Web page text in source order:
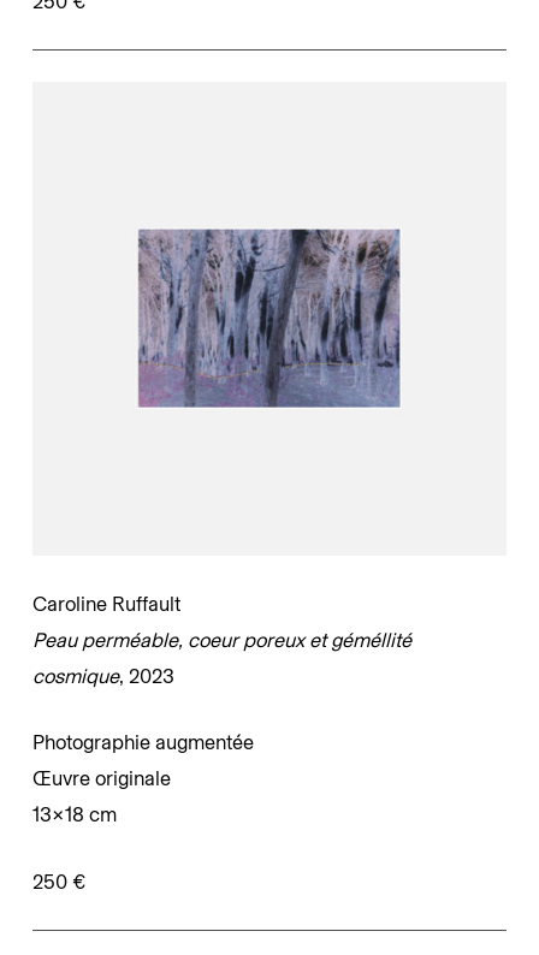
Caroline Ruffault
Peau perméable, coeur poreux et géméllité
cosmique, 2023
Photographie augmentée
Œuvre originale
13×18 cm
250 €